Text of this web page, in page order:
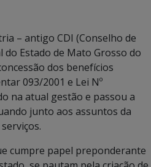
– antigo CDI (Conselho de
Estado de Mato Grosso do
dos benefícios
093/2001 e Lei Nº
na atual gestão e passou a
junto aos assuntos da
cumpre papel preponderante